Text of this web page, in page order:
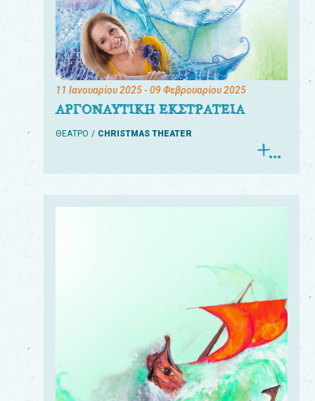
11 Ιανουαρίου 2025- 09 Φεβρουαρίου 2025
ΑΡΓΟΝΑΥΤΙΚΗ ΕΚΣΤΡΑΤΕΙΑ
ΘΕΑΤΡΟ CHRISTMAS THEATER